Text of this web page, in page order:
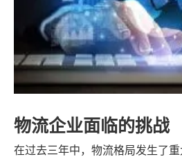
物流企业面临的挑战
在过去三年中，物流格局发生了重